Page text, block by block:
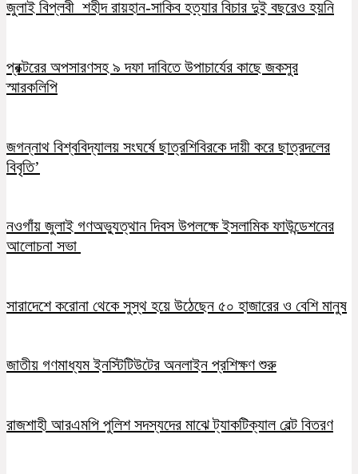
জুলাই বিপ্লবী শহীদ রায়হান-সাকিব হত্যার বিচার দুই বছরেও হয়নি
প্রক্টরের অপসারণসহ ৯ দফা দাবিতে উপাচার্যের কাছে জকসুর
স্মারকলিপি
জগন্নাথ বিশ্ববিদ্যালয় সংঘর্ষে ছাত্রশিবিরকে দায়ী করে ছাত্রদলের
বিবৃতি’
নওগাঁয় জুলাই গণঅভ্যুত্থান দিবস উপলক্ষে ইসলামিক ফাউন্ডেশনের
আলোচনা সভা
সারাদেশে করোনা থেকে সুস্থ হয়ে উঠেছেন ৫০ হাজারের ও বেশি মানুষ
জাতীয় গণমাধ্যম ইনস্টিটিউটের অনলাইন প্রশিক্ষণ শুরু
রাজশাহী আরএমপি পুলিশ সদস্যদের মাঝে ট্যাকটিক্যাল বেল্ট বিতরণ